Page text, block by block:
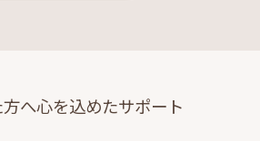
へ心を込めたサポート